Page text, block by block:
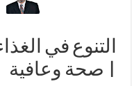
التنوع في
| صحة وعافية